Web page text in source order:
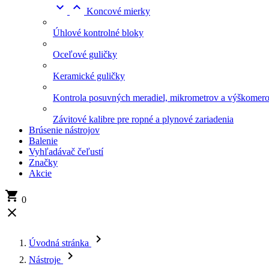
  Koncové mierky
Úhlové kontrolné bloky
Oceľové guličky
Keramické guličky
Kontrola posuvných meradiel, mikrometrov a
Závitové kalibre pre ropné a plynové zariadenia
Brúsenie nástrojov
Balenie
Vyhľadávač čeľustí
Značky
Akcie
 0

Úvodná stránka 
Nástroje
